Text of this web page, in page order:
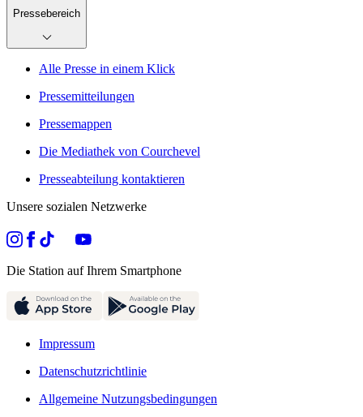
Pressebereich
Alle Presse in einem Klick
Pressemitteilungen
Pressemappen
Die Mediathek von Courchevel
Presseabteilung kontaktieren
Unsere sozialen Netzwerke
Die Station auf Ihrem Smartphone
Impressum
Datenschutzrichtlinie
Allgemeine Nutzungsbedingungen